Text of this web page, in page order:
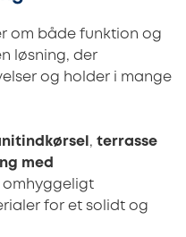
om både funktion og
løsning, der
og holder i mange
, terrasse
med
for et solidt og